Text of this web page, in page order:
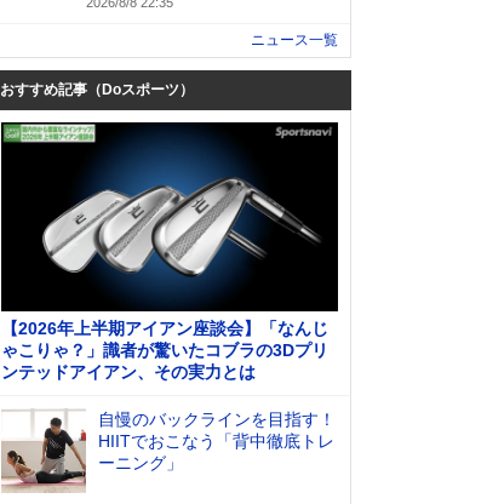
ニュース一覧
おすすめ記事（Doスポーツ）
【2026年上半期アイアン座談会】「なんじ
ゃこりゃ？」識者が驚いたコブラの3Dプリ
ンテッドアイアン、その実力とは
自慢のバックラインを目指す！
HIITでおこなう「背中徹底トレ
ーニング」